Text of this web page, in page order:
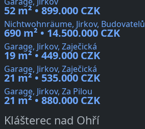
52 m² • 899.000 CZK
Nichtwohnräume, Jirkov, Budovatelů
690 m² • 14.500.000 CZK
Garage, Jirkov, Zaječická
19 m² • 449.000 CZK
Garage, Jirkov, Zaječická
21 m² • 535.000 CZK
Garage, Jirkov, Za Pilou
21 m² • 880.000 CZK
Klášterec nad Ohří